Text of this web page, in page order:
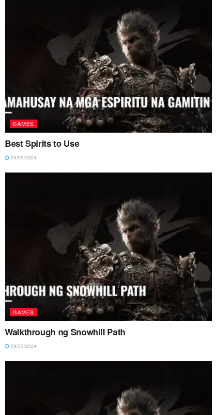
GAMES
Best Spirits to Use
09/09/2024
GAMES
Walkthrough ng Snowhill Path
09/03/2024